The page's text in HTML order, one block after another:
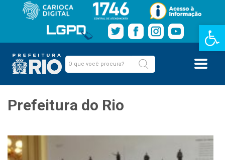
Barra de
Prefeitura do Rio